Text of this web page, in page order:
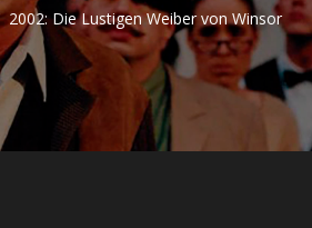
2002: Die Lustigen Weiber von Winsor